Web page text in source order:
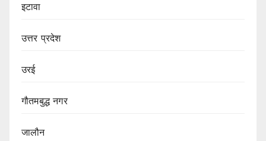
इटावा
उत्तर प्रदेश
उरई
गौतमबुद्ध नगर
जालौन